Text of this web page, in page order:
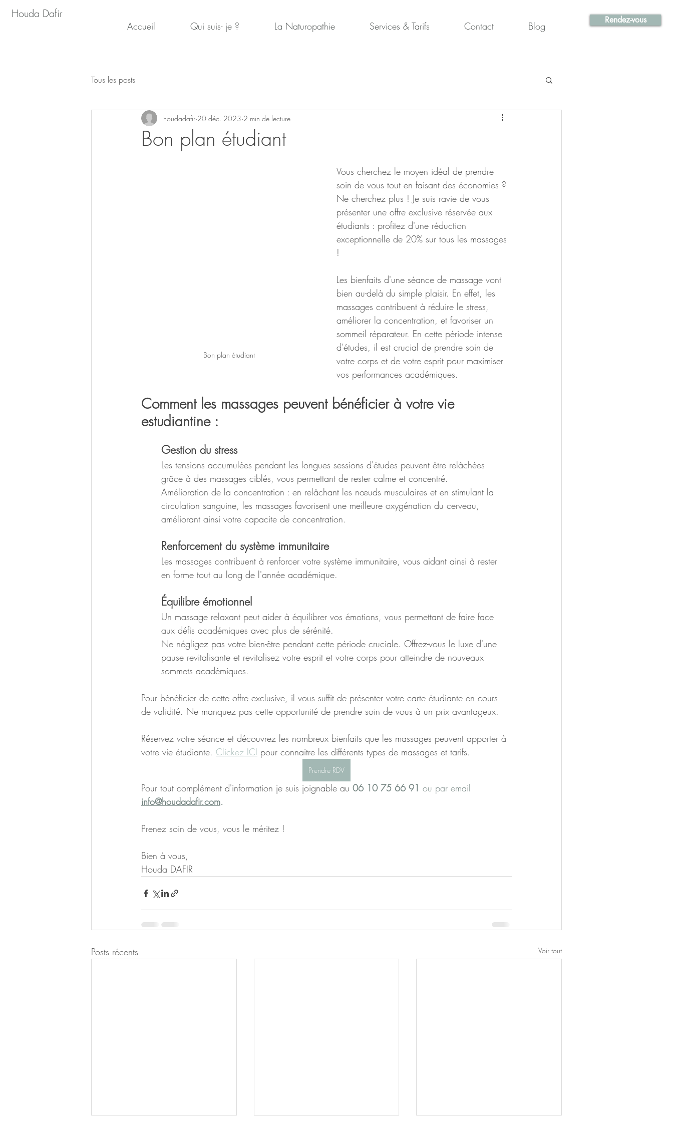
Houda Dafir
Accueil Qui suis- je ? La Naturopathie Services & Tarifs Contact Blog
Rendez-vous
Tous les posts
Bon plan étudiant
houdadafir 20 déc. 2023 2 min de lecture
Bon plan étudiant
Vous cherchez le moyen idéal de prendre
soin de vous tout en faisant des économies ?
Ne cherchez plus ! Je suis ravie de vous
présenter une offre exclusive réservée aux
étudiants : profitez d'une réduction
exceptionnelle de 20% sur tous les massages
!
Les bienfaits d'une séance de massage vont
bien au-delà du simple plaisir. En effet, les
massages contribuent à réduire le stress,
améliorer la concentration, et favoriser un
sommeil réparateur. En cette période intense
d'études, il est crucial de prendre soin de
votre corps et de votre esprit pour maximiser
vos performances académiques.
Comment les massages peuvent bénéficier à votre vie
estudiantine :
Gestion du stress
Les tensions accumulées pendant les longues sessions d'études peuvent être relâchées
grâce à des massages ciblés, vous permettant de rester calme et concentré.
Amélioration de la concentration : en relâchant les nœuds musculaires et en stimulant la
circulation sanguine, les massages favorisent une meilleure oxygénation du cerveau,
améliorant ainsi votre capacite de concentration.
Renforcement du système immunitaire
Les massages contribuent à renforcer votre système immunitaire, vous aidant ainsi à rester
en forme tout au long de l'année académique.
Équilibre émotionnel
Un massage relaxant peut aider à équilibrer vos émotions, vous permettant de faire face
aux défis académiques avec plus de sérénité.
Ne négligez pas votre bien-être pendant cette période cruciale. Offrez-vous le luxe d'une
pause revitalisante et revitalisez votre esprit et votre corps pour atteindre de nouveaux
sommets académiques.
Pour bénéficier de cette offre exclusive, il vous suffit de présenter votre carte étudiante en cours
de validité. Ne manquez pas cette opportunité de prendre soin de vous à un prix avantageux.
Réservez votre séance et découvrez les nombreux bienfaits que les massages peuvent apporter à
votre vie étudiante. Clickez ICI pour connaitre les différents types de massages et tarifs.
Prendre RDV
Pour tout complément d'information je suis joignable au 06 10 75 66 91 ou par email
info@houdadafir.com.
Prenez soin de vous, vous le méritez !
Bien à vous,
Houda DAFIR
Posts récents Voir tout